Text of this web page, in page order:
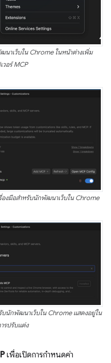
นาเว็บใน Chrome ในหน้าต่างเพิ่ม
วอร์ MCP
องมือสำหรับนักพัฒนาเว็บใน Chrome
บนักพัฒนาเว็บใน Chrome แสดงอยู่ใน
รปรับแต่ง
เพื่อเปิดการกำหนดค่า